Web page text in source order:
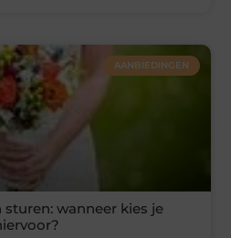
AANBIEDINGEN
wanneer kies je